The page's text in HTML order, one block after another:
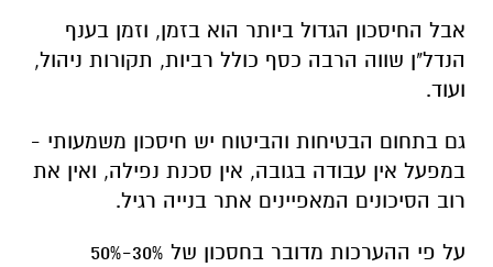
אבל החיסכון הגדול ביותר הוא בזמן, וזמן בענף
הנדל"ן שווה הרבה כסף כולל רביות, תקורות ניהול,
ועוד.
גם בתחום הבטיחות והביטוח יש חיסכון משמעותי -
במפעל אין עבודה בגובה, אין סכנת נפילה, ואין את
רוב הסיכונים המאפיינים אתר בנייה רגיל.
על פי ההערכות מדובר בחסכון של 30%-50%